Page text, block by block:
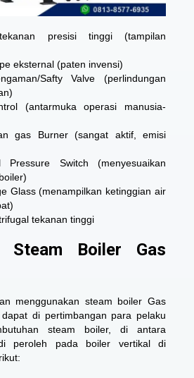
presisi tinggi (tampilan
eksternal (paten invensi)
Safty Valve (perlindungan
(antarmuka operasi manusia-
gas Burner (sangat aktif, emisi
Pressure Switch (menyesuaikan
Glass (menampilkan ketinggian air
tekanan tinggi
Steam Boiler Gas
menggunakan steam boiler Gas
di pertimbangan para pelaku
steam boiler, di antara
peroleh pada boiler vertikal di